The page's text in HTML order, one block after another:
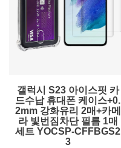
갤럭시 S23 아이스핏 카
드수납 휴대폰 케이스+0.
2mm 강화유리 2매+카메
라 빛번짐차단 필름 1매
세트 YOCSP-CFFBGS2
3